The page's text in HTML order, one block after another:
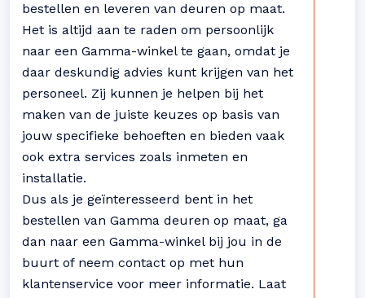
bestellen en leveren van deuren op maat.
Het is altijd aan te raden om persoonlijk
naar een Gamma-winkel te gaan, omdat je
daar deskundig advies kunt krijgen van het
personeel. Zij kunnen je helpen bij het
maken van de juiste keuzes op basis van
jouw specifieke behoeften en bieden vaak
ook extra services zoals inmeten en
installatie.
Dus als je geïnteresseerd bent in het
bestellen van Gamma deuren op maat, ga
dan naar een Gamma-winkel bij jou in de
buurt of neem contact op met hun
klantenservice voor meer informatie. Laat